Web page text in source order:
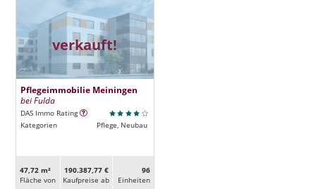
verkauft!
Pflegeimmobilie Meiningen
bei Fulda
DAS Immo Rating
Kategorien
Pflege, Neubau
47,72 m²
Fläche von
190.387,77 €
Kaufpreise ab
96
Ein­heiten